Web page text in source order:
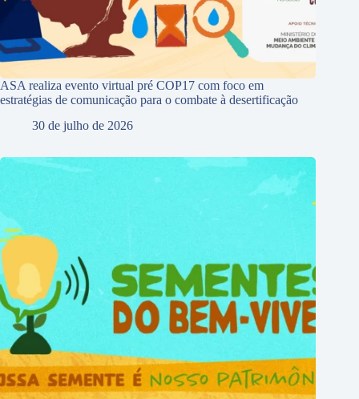
ASA realiza evento virtual pré COP17 com foco em
estratégias de comunicação para o combate à desertificação
30 de julho de 2026